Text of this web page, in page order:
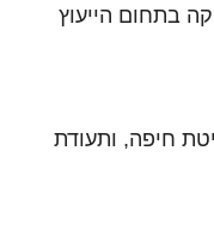
בתחום הייעוץ
חיפה, ותעודת